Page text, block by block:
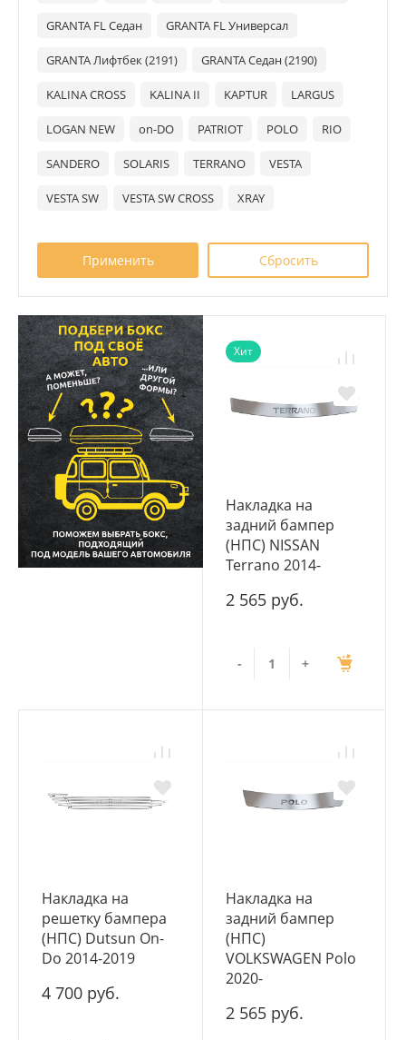
GRANTA FL Седан GRANTA FL Универсал
GRANTA Лифтбек (2191) GRANTA Седан (2190)
KALINA CROSS KALINA II KAPTUR LARGUS
LOGAN NEW on-DO PATRIOT POLO RIO
SANDERO SOLARIS TERRANO VESTA
VESTA SW VESTA SW CROSS XRAY
Хит
Накладка на
задний бампер
(НПС) NISSAN
Terrano 2014-
2 565 руб.
- +
Накладка на
решетку бампера
(НПС) Dutsun On-
Do 2014-2019
4 700 руб.
Накладка на
задний бампер
(НПС)
VOLKSWAGEN Polo
2020-
2 565 руб.